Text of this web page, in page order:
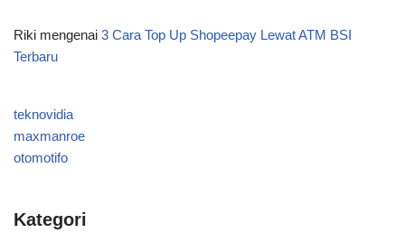
Riki mengenai 3 Cara Top Up Shopeepay Lewat ATM BSI
Terbaru
teknovidia
maxmanroe
otomotifo
Kategori